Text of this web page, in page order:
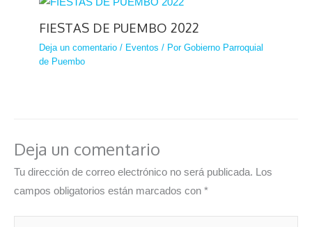
FIESTAS DE PUEMBO 2022
Deja un comentario / Eventos / PorGobierno Parroquial
de Puembo
Deja un comentario
Tu dirección de correo electrónico no será publicada.
Los
campos obligatorios están marcados con *